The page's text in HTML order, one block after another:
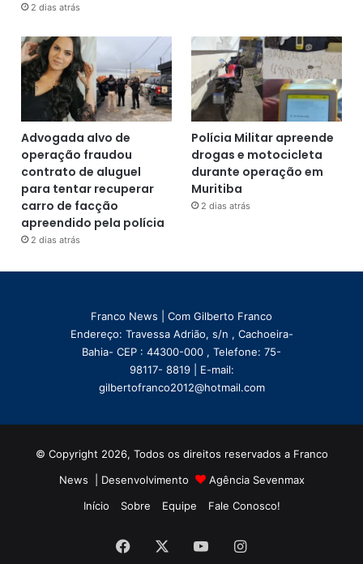
2 dias atrás
Advogada alvo de
operação fraudou
contrato de aluguel
para tentar recuperar
carro de facção
apreendido pela polícia
2 dias atrás
Polícia Militar apreende
drogas e motocicleta
durante operação em
Muritiba
2 dias atrás
Franco News | Com Gilberto Franco
Endereço: Travessa Adrião, s/n , Cachoeira-
Bahia- CEP : 44300-000 , Telefone: 75-
98117- 8819 | E-mail:
gilbertofranco2012@hotmail.com
© Copyright 2026, Todos os direitos reservados a Franco
News | Desenvolvimento
Agência Sevenmax
Início
Sobre Equipe Fale Conosco!
Facebook YouTubeInstagram